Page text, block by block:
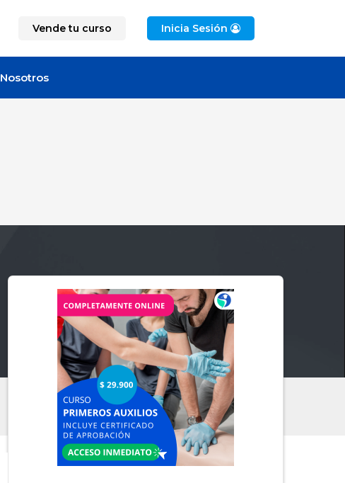
Vende tu curso Inicia Sesión
Nosotros